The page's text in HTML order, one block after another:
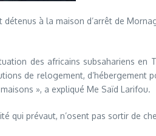
à la maison d’arrêt de
des africains subsahariens en
de relogement, d’hébergement
», a expliqué Me Saïd Larifou.
qui prévaut, n’osent pas sortir de